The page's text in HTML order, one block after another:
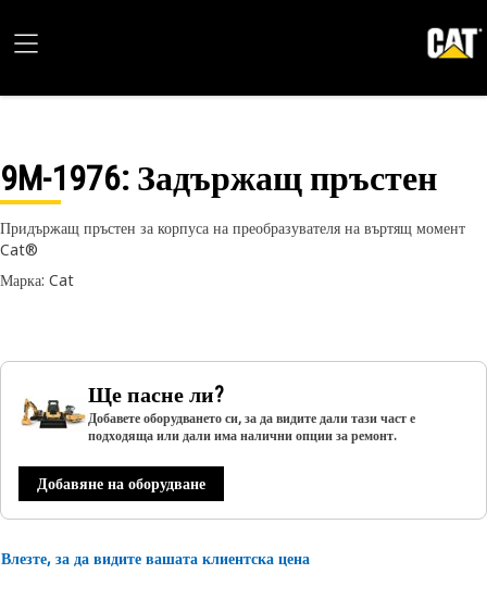
9M-1976: Задържащ пръстен
Придържащ пръстен за корпуса на преобразувателя на въртящ момент
Cat®
Марка: Cat
Ще пасне ли?
Добавете оборудването си, за да видите дали тази част е
подходяща или дали има налични опции за ремонт.
Добавяне на оборудване
Влезте, за да видите вашата клиентска цена